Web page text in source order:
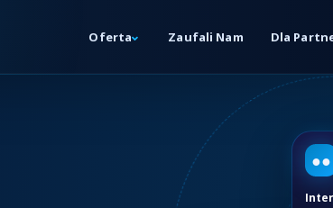
Oferta Zaufali Nam Dla
●●